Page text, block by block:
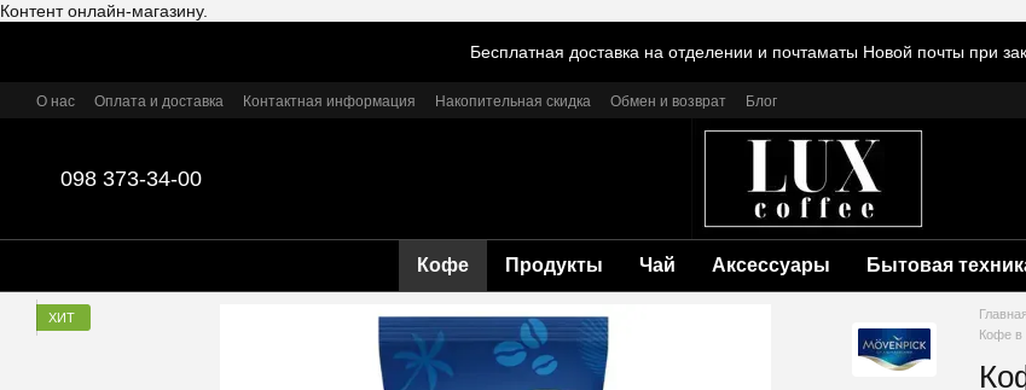
Контент онлайн-магазину.
Бесплатная доставка на отделении и почтаматы Новой почты при
О нас Оплата и доставка Контактная информация Накопительная скидка Обмен и возврат Блог
098 373-34-00
Кофе Продукты Чай Аксессуары Бытовая
ХИТ Главная
Кофе в